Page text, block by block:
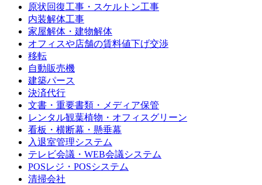
原状回復工事・スケルトン工事
内装解体工事
家屋解体・建物解体
オフィスや店舗の賃料値下げ交渉
移転
自動販売機
建築パース
決済代行
文書・重要書類・メディア保管
レンタル観葉植物・オフィスグリーン
看板・横断幕・懸垂幕
入退室管理システム
テレビ会議・WEB会議システム
POSレジ・POSシステム
清掃会社